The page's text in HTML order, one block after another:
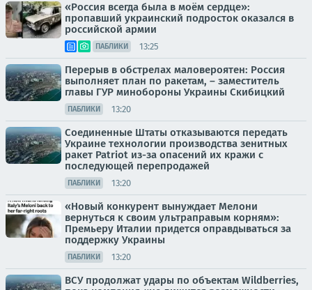
«Россия всегда была в моём сердце»:
пропавший украинский подросток оказался в
российской армии
ПАБЛИКИ 13:25
Перерыв в обстрелах маловероятен: Россия
выполняет план по ракетам, – заместитель
главы ГУР минобороны Украины Скибицкий
ПАБЛИКИ 13:20
Соединенные Штаты отказываются передать
Украине технологии производства зенитных
ракет Patriot из-за опасений их кражи с
последующей перепродажей
ПАБЛИКИ 13:20
«Новый конкурент вынуждает Мелони
вернуться к своим ультраправым корням»:
Премьеру Италии придется оправдываться за
поддержку Украины
ПАБЛИКИ 13:20
ВСУ продолжат удары по объектам Wildberries,